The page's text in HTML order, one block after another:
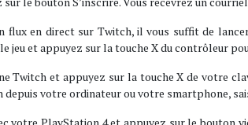
flux en direct sur Twitch, il vous suffit de
jeu et appuyez sur la touche X du contrôleur
Twitch et appuyez sur la touche X de votre
depuis votre ordinateur ou votre smartphone,